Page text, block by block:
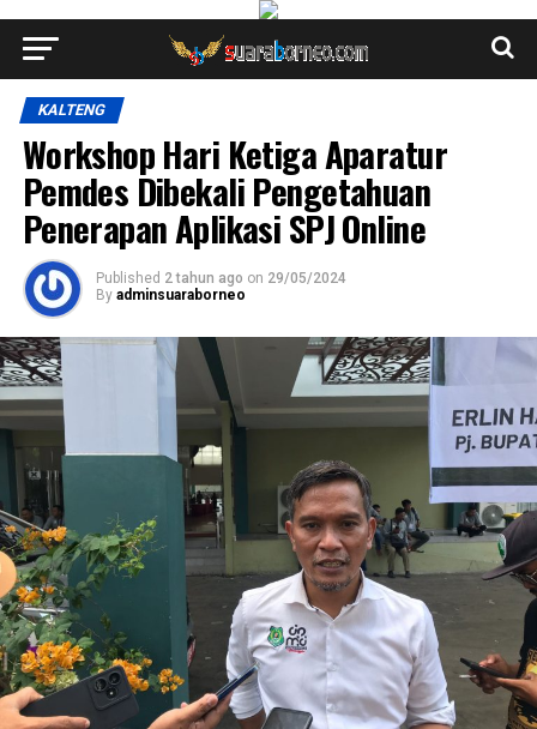
KALTENG
Workshop Hari Ketiga Aparatur
Pemdes Dibekali Pengetahuan
Penerapan Aplikasi SPJ Online
Published 2 tahun ago on 29/05/2024
By adminsuaraborneo